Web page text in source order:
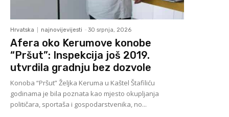
Hrvatska najnovijevijesti - 30 srpnja, 2026
Afera oko Kerumove konobe
“Pršut”: Inspekcija još 2019.
utvrdila gradnju bez dozvole
Konoba “Pršut” Željka Keruma u Kaštel Štafiliću
godinama je bila poznata kao mjesto okupljanja
političara, sportaša i gospodarstvenika, no...